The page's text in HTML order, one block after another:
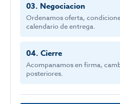
03. Negociacion
Ordenamos oferta,
calendario de entrega.
04. Cierre
Acompanamos en firma,
posteriores.